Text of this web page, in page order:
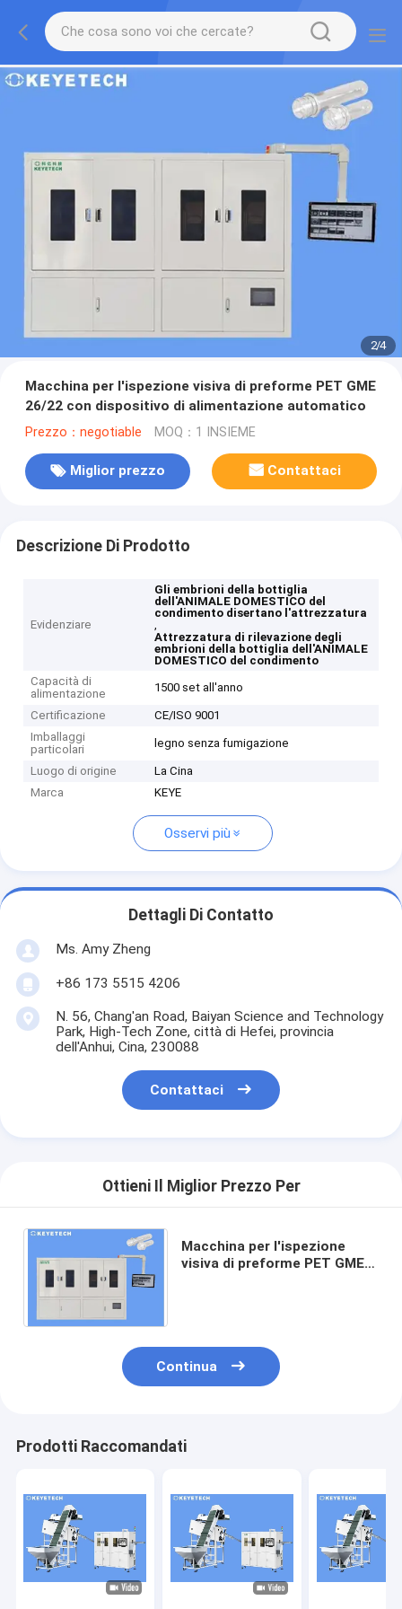
2/4
Macchina per l'ispezione visiva di preforme PET GME
26/22 con dispositivo di alimentazione automatico
Prezzo：negotiable MOQ：1 INSIEME
Miglior prezzo Contattaci
Descrizione Di Prodotto
Evidenziare
Gli embrioni della bottiglia
dell'ANIMALE DOMESTICO del
condimento disertano l'attrezzatura
,
Attrezzatura di rilevazione degli
embrioni della bottiglia dell'ANIMALE
DOMESTICO del condimento
Capacità di
alimentazione
1500 set all'anno
Certificazione
CE/ISO 9001
Imballaggi
particolari
legno senza fumigazione
Luogo di origine
La Cina
Marca
KEYE
Osservi più
Dettagli Di Contatto
Ms. Amy Zheng
+86 173 5515 4206
N. 56, Chang'an Road, Baiyan Science and Technology
Park, High-Tech Zone, città di Hefei, provincia
dell'Anhui, Cina, 230088
Contattaci
Ottieni Il Miglior Prezzo Per
Macchina per l'ispezione
visiva di preforme PET GME
Continua
Prodotti Raccomandati